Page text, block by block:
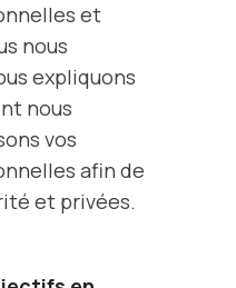
et
nous
expliquons
nous
vos
afin de
et privées.